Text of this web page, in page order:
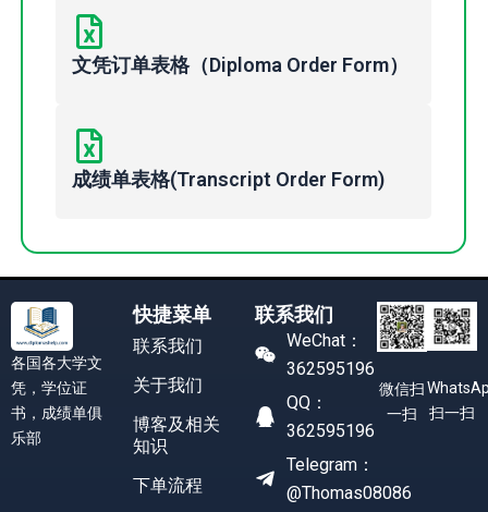
文凭订单表格（Diploma Order Form）
成绩单表格(Transcript Order Form)
各国各大学文
凭，学位证
书，成绩单俱
乐部
快捷菜单
联系我们
关于我们
博客及相关
知识
下单流程
联系我们
WeChat：
362595196
QQ：
362595196
Telegram：
@Thomas08086
微信扫
一扫
扫一扫